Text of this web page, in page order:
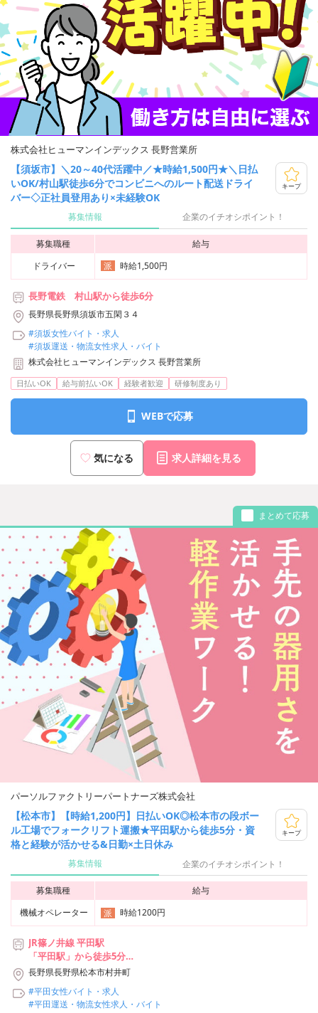
株式会社ヒューマンインデックス 長野営業所
【須坂市】＼20～40代活躍中／★時給1,500円★＼日払
いOK/村山駅徒歩6分でコンビニへのルート配送ドライ
バー◇正社員登用あり×未経験OK
キープ
募集情報 企業のイチオシポイント！
募集職種
給与
ドライバー
派 時給1,500円
長野電鉄 村山駅から徒歩6分
長野県長野県須坂市五閑３４
#須坂女性バイト・求人
#須坂運送・物流女性求人・バイト
株式会社ヒューマンインデックス 長野営業所
日払いOK 給与前払いOK 経験者歓迎 研修制度あり
WEBで応募
気になる 求人詳細を見る
まとめて応募
パーソルファクトリーパートナーズ株式会社
【松本市】【時給1,200円】日払いOK◎松本市の段ボー
ル工場でフォークリフト運搬★平田駅から徒歩5分・資
格と経験が活かせる&日勤×土日休み
キープ
募集情報 企業のイチオシポイント！
募集職種
給与
機械オペレーター
派 時給1200円
JR篠ノ井線 平田駅
「平田駅」から徒歩5分
★自転車、バイク、マイカー通勤OK（無料駐車場あり）
長野県長野県松本市村井町
#平田女性バイト・求人
#平田運送・物流女性求人・バイト